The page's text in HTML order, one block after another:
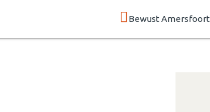
Bewust Amersfoort